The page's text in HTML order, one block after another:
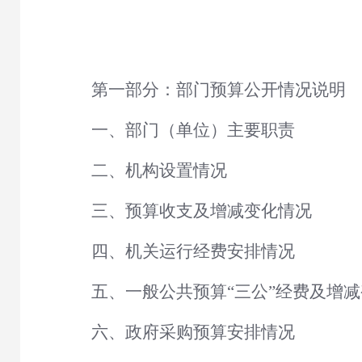
第一部分：部门预算公开情况说明
一、部门（单位）主要职责
二、机构设置情况
三、预算收支及增减变化情况
四、机关运行经费安排情况
五、一般公共预算“三公”经费及增
六、政府采购预算安排情况